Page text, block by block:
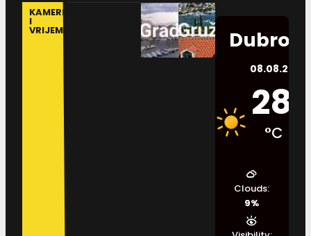
KAMERE
I
VRIJEME
08.08.2026.
28
°C
Clouds:
9%